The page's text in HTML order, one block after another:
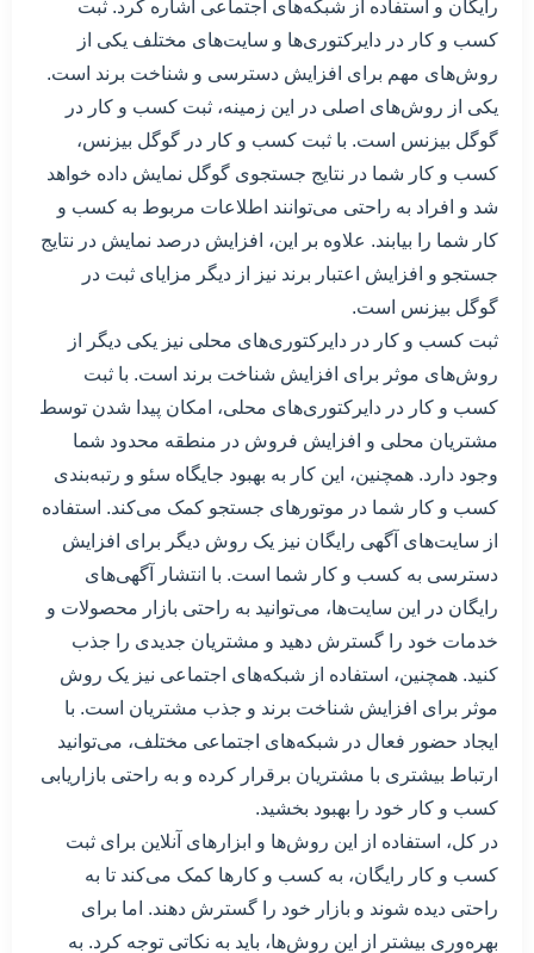
رایگان و استفاده از شبکه‌های اجتماعی اشاره کرد. ثبت
کسب و کار در دایرکتوری‌ها و سایت‌های مختلف یکی از
روش‌های مهم برای افزایش دسترسی و شناخت برند است.
یکی از روش‌های اصلی در این زمینه، ثبت کسب و کار در
گوگل بیزنس است. با ثبت کسب و کار در گوگل بیزنس،
کسب و کار شما در نتایج جستجوی گوگل نمایش داده خواهد
شد و افراد به راحتی می‌توانند اطلاعات مربوط به کسب و
کار شما را بیابند. علاوه بر این، افزایش درصد نمایش در نتایج
جستجو و افزایش اعتبار برند نیز از دیگر مزایای ثبت در
گوگل بیزنس است.
ثبت کسب و کار در دایرکتوری‌های محلی نیز یکی دیگر از
روش‌های موثر برای افزایش شناخت برند است. با ثبت
کسب و کار در دایرکتوری‌های محلی، امکان پیدا شدن توسط
مشتریان محلی و افزایش فروش در منطقه محدود شما
وجود دارد. همچنین، این کار به بهبود جایگاه سئو و رتبه‌بندی
کسب و کار شما در موتور‌های جستجو کمک می‌کند. استفاده
از سایت‌های آگهی رایگان نیز یک روش دیگر برای افزایش
دسترسی به کسب و کار شما است. با انتشار آگهی‌های
رایگان در این سایت‌ها، می‌توانید به راحتی بازار محصولات و
خدمات خود را گسترش دهید و مشتریان جدیدی را جذب
کنید. همچنین، استفاده از شبکه‌های اجتماعی نیز یک روش
موثر برای افزایش شناخت برند و جذب مشتریان است. با
ایجاد حضور فعال در شبکه‌های اجتماعی مختلف، می‌توانید
ارتباط بیشتری با مشتریان برقرار کرده و به راحتی بازاریابی
کسب و کار خود را بهبود بخشید.
در کل، استفاده از این روش‌ها و ابزارهای آنلاین برای ثبت
کسب و کار رایگان، به کسب و کارها کمک می‌کند تا به
راحتی دیده شوند و بازار خود را گسترش دهند. اما برای
بهره‌وری بیشتر از این روش‌ها، باید به نکاتی توجه کرد. به